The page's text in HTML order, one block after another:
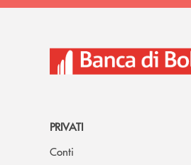
PRIVATI
Conti